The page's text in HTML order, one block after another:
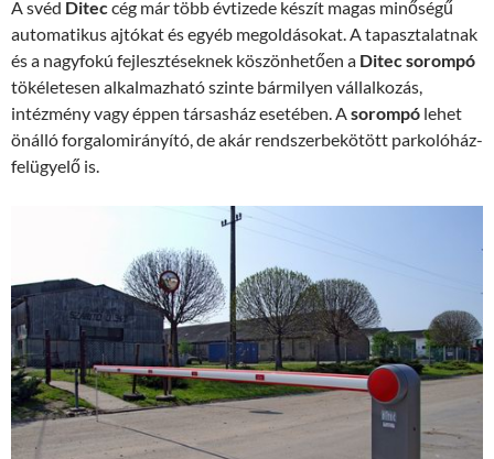
A svéd Diteccég már több évtizede készít magas minőségű
automatikus ajtókat és egyéb megoldásokat. A tapasztalatnak
és a nagyfokú fejlesztéseknek köszönhetően a Ditec sorompó
tökéletesen alkalmazható szinte bármilyen vállalkozás,
intézmény vagy éppen társasház esetében. Asorompó lehet
önálló forgalomirányító, de akár rendszerbekötött parkolóház-
felügyelő is.